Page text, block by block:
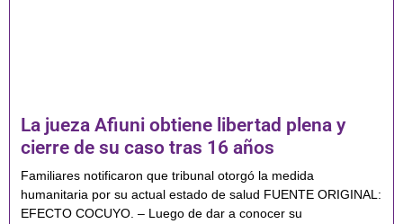
La jueza Afiuni obtiene libertad plena y
cierre de su caso tras 16 años
Familiares notificaron que tribunal otorgó la medida
humanitaria por su actual estado de salud FUENTE ORIGINAL:
EFECTO COCUYO. – Luego de dar a conocer su